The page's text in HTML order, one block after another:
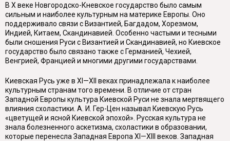
В X веке Новгородско-Кневское государство было самым
сильным и наиболее культурным на материке Европы. Оно
поддерживало связи с Византией, Багдадом, Хорезмом,
Индией, Китаем, Скандинавией. Особенно частыми и тесными
были сношения Руси с Византией и Скандинавией, но Киевское
государство было связано также с Германией, Чехией,
Венгрией, Францией и многими другими государствами.
Киевская Русь уже в XI—XII веках принадлежала к наиболее
культурным странам того времени. В отличие от стран
Западной Европы культура Киевской Руси не знала мертвящего
влияния схоластики. А. И. Гер-Цен называл Киевскую Русь
«цветущей и ясной Киевской эпохой». Русская культура не
знала болезненного аскетизма, схоластики в образовании,
которые перенесла Западная Европа XI—XIII веков. Западная